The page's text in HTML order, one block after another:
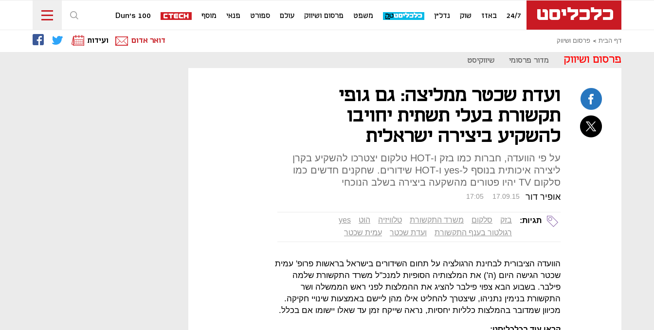
24/7 באזז שוק נדל"ן משפט פרסום ושיווק עולם ספורט פנאי מוסף Dun's 100
דף הבית פרסום ושיווק דואר אדום ועידות
פרסום ושיווק מדור פרסומי שיווקיסט
ועדת שכטר ממליצה: גם גופי
תקשורת בעלי תשתית יחויבו
להשקיע ביצירה ישראלית
על פי הוועדה, חברות כמו בזק ו-HOT טלקום יצטרכו להשקיע בקרן
ליצירה איכותית בנוסף ל-yes ו-HOT שידורים. שחקנים חדשים כמו
סלקום TV יהיו פטורים מהשקעה ביצירה בשלב הנוכחי
אופיר דור 17:05 17.09.15
תגיות: בזק סלקום משרד התקשורת טלוויזיה הוט
yes
רגולטור בענף התקשורת
ועדת שכטר עמית שכטר
הוועדה הציבורית לבחינת הרגולציה על תחום השידורים בישראל בראשות פרופ' עמית
שכטר הגישה היום (ה') את המלצותיה הסופיות למנכ"ל משרד התקשורת שלמה
פילבר. בשבוע הבא צפוי פילבר להציג את ההמלצות לפני ראש הממשלה ושר
התקשורת בנימין נתניהו, שיצטרך להחליט אילו מהן ליישם באמצעות שינויי חקיקה.
מכיוון שמדובר בהמלצות כלליות יחסיות, נראה שייקח זמן עד שאלו יישומו אם בכלל.